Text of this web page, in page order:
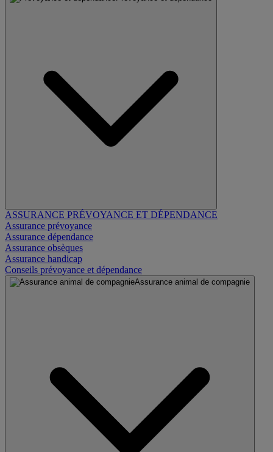
ASSURANCE PRÉVOYANCE ET DÉPENDANCE
Assurance prévoyance
Assurance dépendance
Assurance obsèques
Assurance handicap
Conseils prévoyance et dépendance
Assurance animal de compagnie